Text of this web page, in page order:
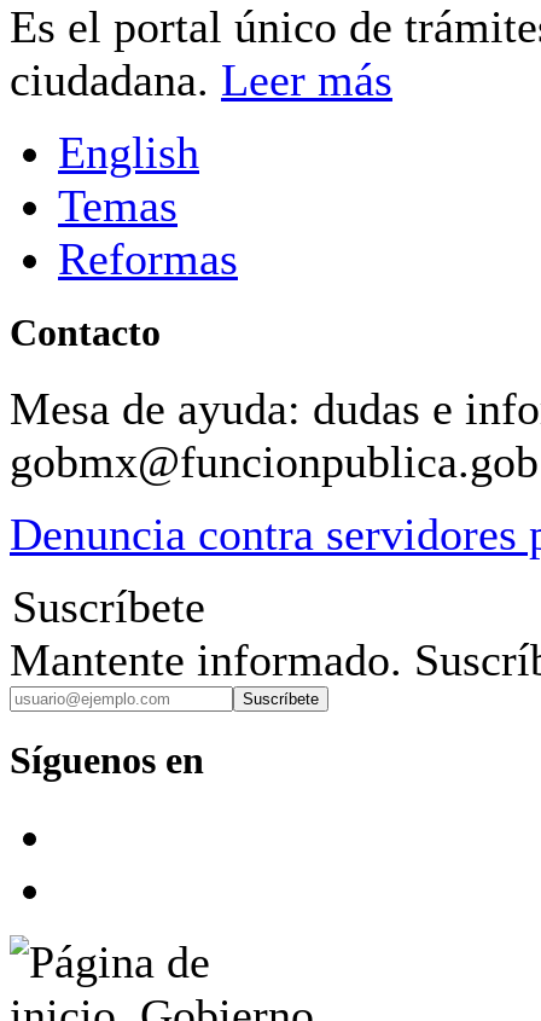
Es el portal único de
ciudadana. Leer más
English
Temas
Reformas
Contacto
Mesa de ayuda: dudas e
Denuncia contra servidores
Suscríbete
Mantente informado.
Suscríbete
Síguenos en